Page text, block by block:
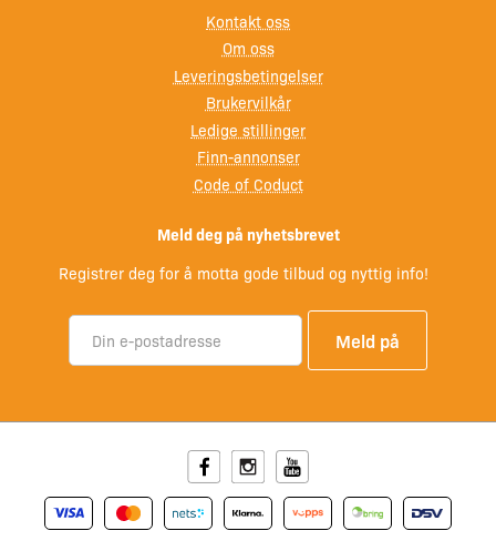
3 stk
Aluminium
Farge Skogsgrønn
Aluminiumskano med Rett
Denne kanoen konstruert med et rett akterspeil slik at
man enkelt kan rigge den med motor. Dette er en perfekt
kano for jakt, fiske og fritidsbruk. Mange vil kalle dette en
kombi- eller hybridbåt. Kjempefin å padle, men også
Kontakt oss
Om oss
Leveringsbetingelser
Brukervilkår
Ledige stillinger
Finn-annonser
Code of Coduct
Meld deg på nyhetsbrevet
Registrer deg for å motta gode tilbud og nyttig info!
FacebookInstagramYoutube